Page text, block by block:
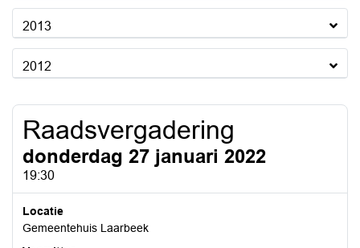
2013
2012
Raadsvergadering
donderdag 27 januari 2022
19:30
Locatie
Gemeentehuis Laarbeek